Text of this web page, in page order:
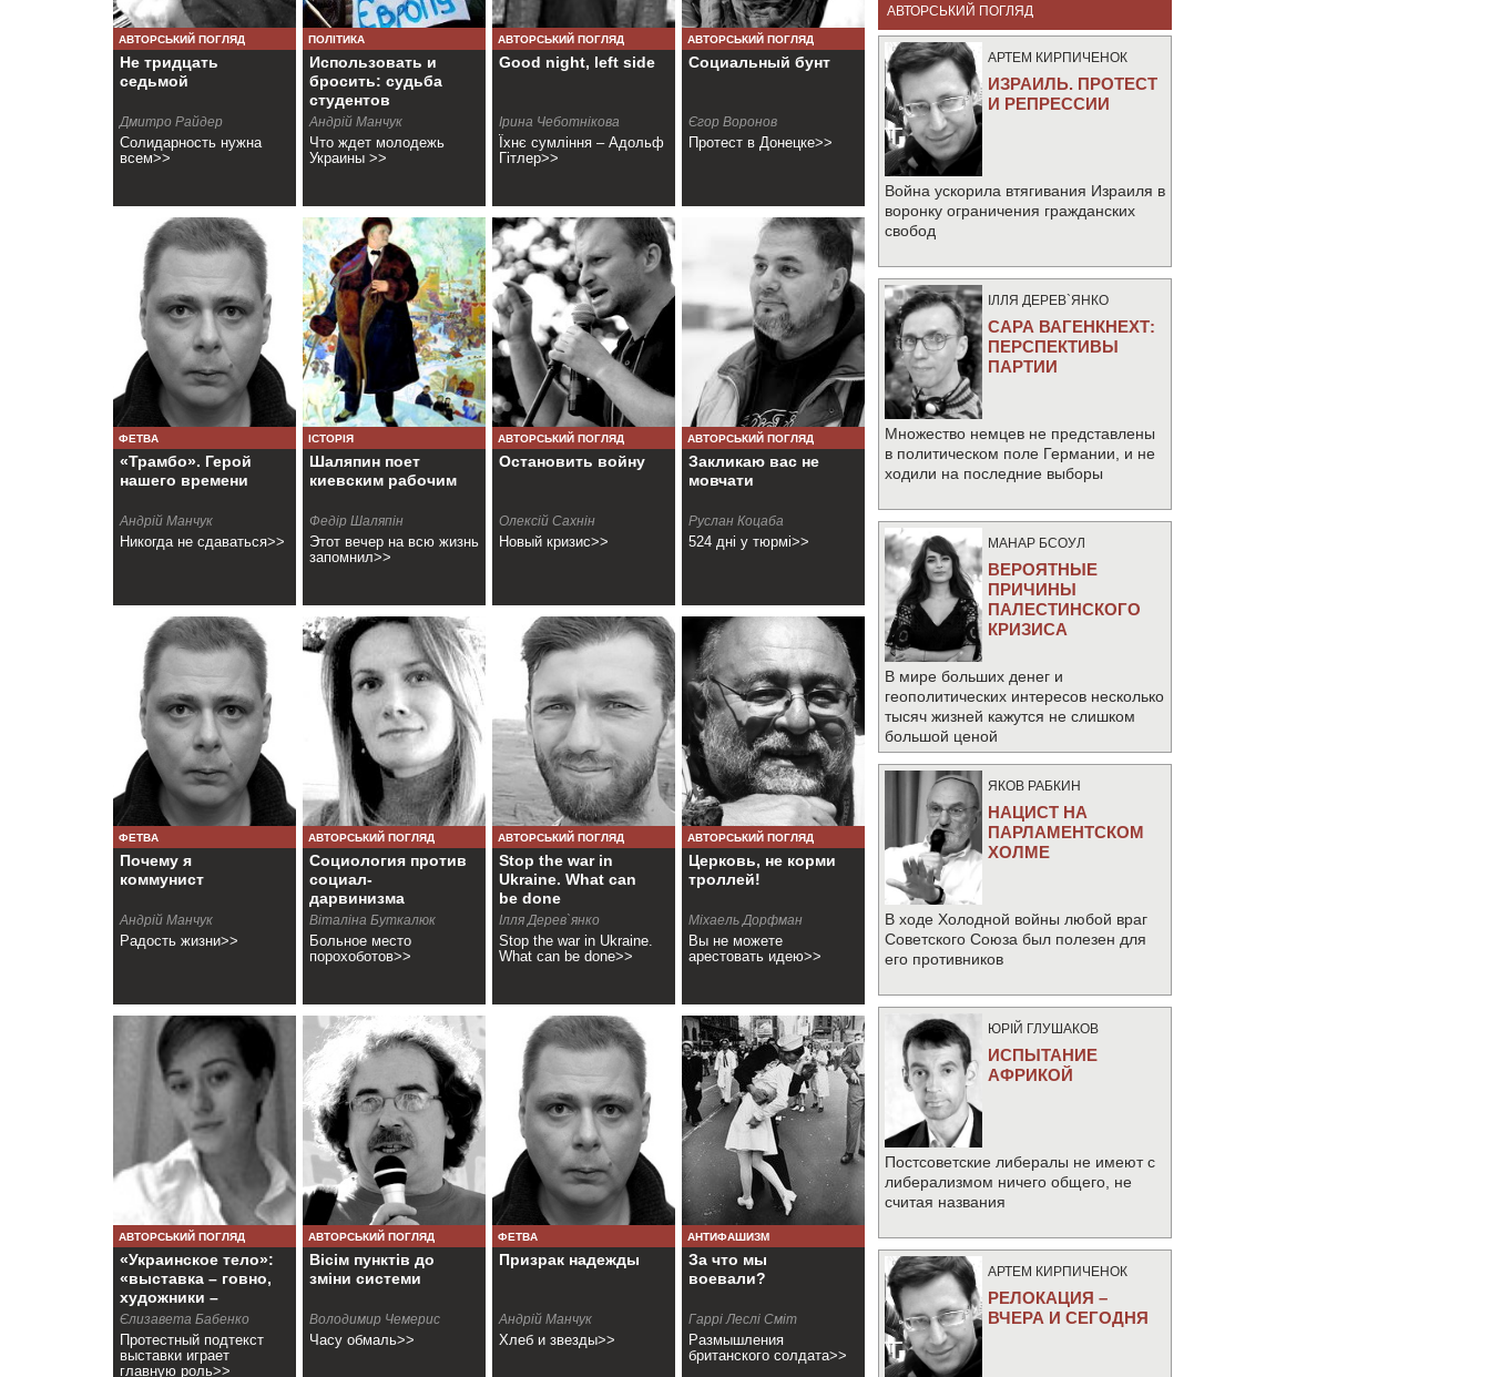
АВТОРСЬКИЙ ПОГЛЯД
Не тридцать
седьмой
Дмитро Райдер
Солидарность нужна
всем>>
ПОЛІТИКА
Использовать и
бросить: судьба
студентов
Андрій Манчук
Что ждет молодежь
Украины >>
АВТОРСЬКИЙ ПОГЛЯД
Good night, left side
Ірина Чеботнікова
Їхнє сумління – Адольф
Гітлер>>
АВТОРСЬКИЙ ПОГЛЯД
Социальный бунт
Єгор Воронов
Протест в Донецке>>
ФЕТВА
«Трамбо». Герой
нашего времени
Андрій Манчук
Никогда не сдаваться>>
ІСТОРІЯ
Шаляпин поет
киевским рабочим
Федір Шаляпін
Этот вечер на всю жизнь
запомнил>>
АВТОРСЬКИЙ ПОГЛЯД
Остановить войну
Олексій Сахнін
Новый кризис>>
АВТОРСЬКИЙ ПОГЛЯД
Закликаю вас не
мовчати
Руслан Коцаба
524 дні у тюрмі>>
ФЕТВА
Почему я
коммунист
Андрій Манчук
Радость жизни>>
АВТОРСЬКИЙ ПОГЛЯД
Социология против
социал-
дарвинизма
Віталіна Буткалюк
Больное место
порохоботов>>
АВТОРСЬКИЙ ПОГЛЯД
Stop the war in
Ukraine. What can
be done
Ілля Дерев`янко
Stop the war in Ukraine.
What can be done>>
АВТОРСЬКИЙ ПОГЛЯД
Церковь, не корми
троллей!
Міхаель Дорфман
Вы не можете
арестовать идею>>
АВТОРСЬКИЙ ПОГЛЯД
«Украинское тело»:
«выставка – говно,
художники –
пидарасы»
Єлизавета Бабенко
Протестный подтекст
выставки играет
главную роль>>
АВТОРСЬКИЙ ПОГЛЯД
Вісім пунктів до
зміни системи
Володимир Чемерис
Часу обмаль>>
ФЕТВА
Призрак надежды
Андрій Манчук
Хлеб и звезды>>
АНТИФАШИЗМ
За что мы
воевали?
Гаррі Леслі Сміт
Размышления
британского солдата>>
АВТОРСЬКИЙ ПОГЛЯД
АРТЕМ КИРПИЧЕНОК
ИЗРАИЛЬ. ПРОТЕСТ
И РЕПРЕССИИ
Война ускорила втягивания Израиля в
воронку ограничения гражданских
свобод
IЛЛЯ ДЕРЕВ`ЯНКО
САРА ВАГЕНКНЕХТ:
ПЕРСПЕКТИВЫ
ПАРТИИ
Множество немцев не представлены
в политическом поле Германии, и не
ходили на последние выборы
МАНАР БСОУЛ
ВЕРОЯТНЫЕ
ПРИЧИНЫ
ПАЛЕСТИНСКОГО
КРИЗИСА
В мире больших денег и
геополитических интересов несколько
тысяч жизней кажутся не слишком
большой ценой
ЯКОВ РАБКИН
НАЦИСТ НА
ПАРЛАМЕНТСКОМ
ХОЛМЕ
В ходе Холодной войны любой враг
Советского Союза был полезен для
его противников
ЮРIЙ ГЛУШАКОВ
ИСПЫТАНИЕ
АФРИКОЙ
Постсоветские либералы не имеют с
либерализмом ничего общего, не
считая названия
АРТЕМ КИРПИЧЕНОК
РЕЛОКАЦИЯ –
ВЧЕРА И СЕГОДНЯ